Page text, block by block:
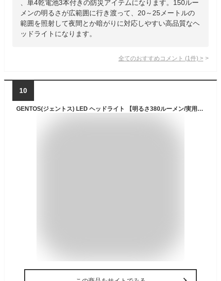
、単4乾電池3本付きの防災アイテムになります。150ルー
メンの明るさが広範囲に行き渡って、20～25メートルの
範囲を照射して夜間とか暗がりに対応しやすい高品質なヘ
ッドライトになります。
全てのおすすめコメント (1 件) >
10
GENTOS(ジェントス) LED ヘッドライト 【明るさ380ルーメン/実用点灯8.5時間/後部認識灯】 単3形電池3本使用 メタルマスター MM-833D